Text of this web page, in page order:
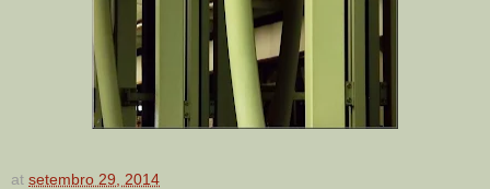
at setembro 29, 2014